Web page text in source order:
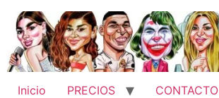
contenido
Inicio PRECIOS CONTACTO